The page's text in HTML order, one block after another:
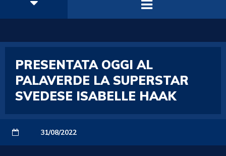
PRESENTATA OGGI AL
PALAVERDE LA SUPERSTAR
SVEDESE ISABELLE HAAK
31/08/2022